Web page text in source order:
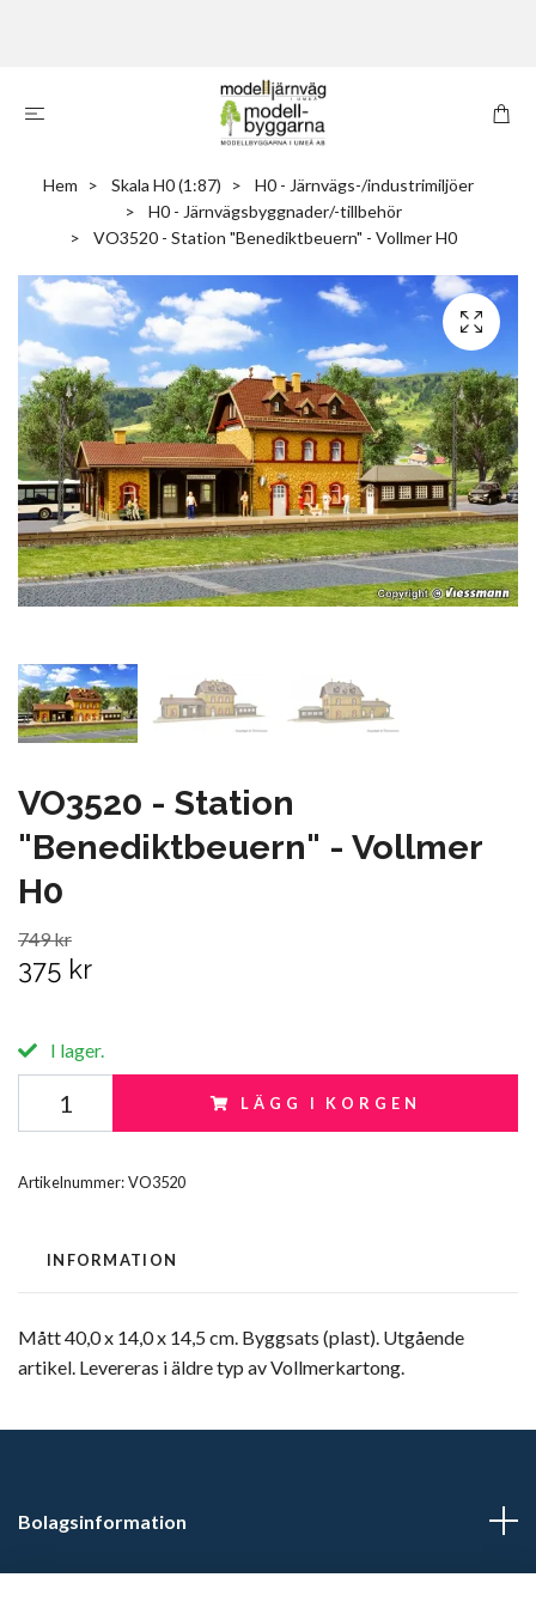
Hem Skala H0 (1:87)
H0 - Järnvägs-/industrimiljöer
H0 - Järnvägsbyggnader/-tillbehör
VO3520 - Station "Benediktbeuern" - Vollmer H0
VO3520 - Station
"Benediktbeuern" - Vollmer
H0
749 kr
375 kr
I lager.
LÄGG I KORGEN
Artikelnummer:VO3520
INFORMATION
Mått 40,0 x 14,0 x 14,5 cm. Byggsats (plast). Utgående
artikel. Levereras i äldre typ av Vollmerkartong.
Bolagsinformation